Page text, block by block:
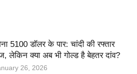
5100 डॉलर के पार: चांदी की रफ्तार
लेकिन क्या अब भी गोल्ड है बेहतर दांव?
26, 2026